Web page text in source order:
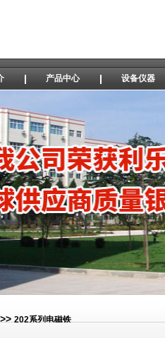
产品中心 设备仪器
202系列电磁铁